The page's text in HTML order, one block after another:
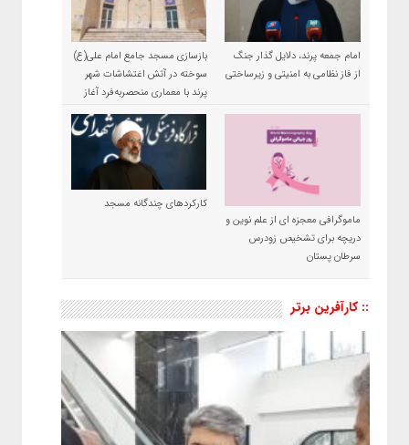
امام جمعه پرند، دلایل گذار جنگ
از فاز نظامی به امنیتی و زیرساختی
بازسازی مسجد جامع امام علی(ع)
سوخته در آتش اغتشاشات شهر
پرند با معماری منحصربه‌فرد آغاز
شد
ماموگرافی معجزه ای از علم نوین و
دریچه برای تشخیص زودرس
سرطان پستان
کارکردهای چندگانه مسجد
:: کارآفرین برتر